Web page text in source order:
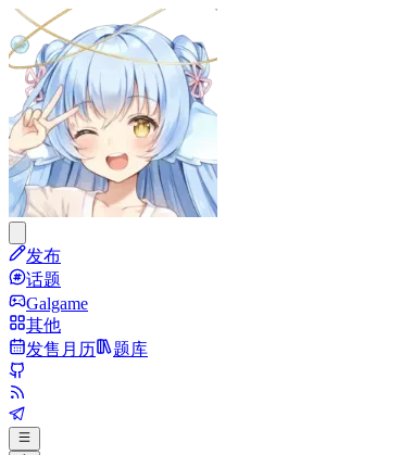
发布
话题
Galgame
其他
发售月历
题库